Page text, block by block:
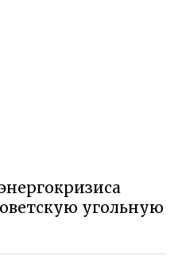
угольную